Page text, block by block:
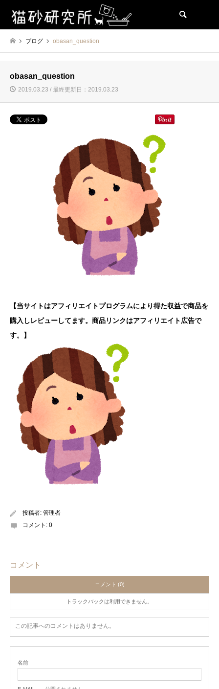
ブログ obasan_question
obasan_question
2019.03.23 / 最終更新日：2019.03.23
【当サイトはアフィリエイトプログラムにより得た収益で商品を
購入しレビューしてます。商品リンクはアフィリエイト広告で
す。】
投稿者: 管理者
コメント: 0
コメント
コメント (0)
トラックバックは利用できません。
この記事へのコメントはありません。
名前